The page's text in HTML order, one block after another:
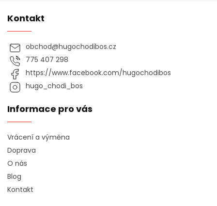
Kontakt
obchod@hugochodibos.cz
775 407 298
https://www.facebook.com/hugochodibos
hugo_chodi_bos
Informace pro vás
Vrácení a výměna
Doprava
O nás
Blog
Kontakt